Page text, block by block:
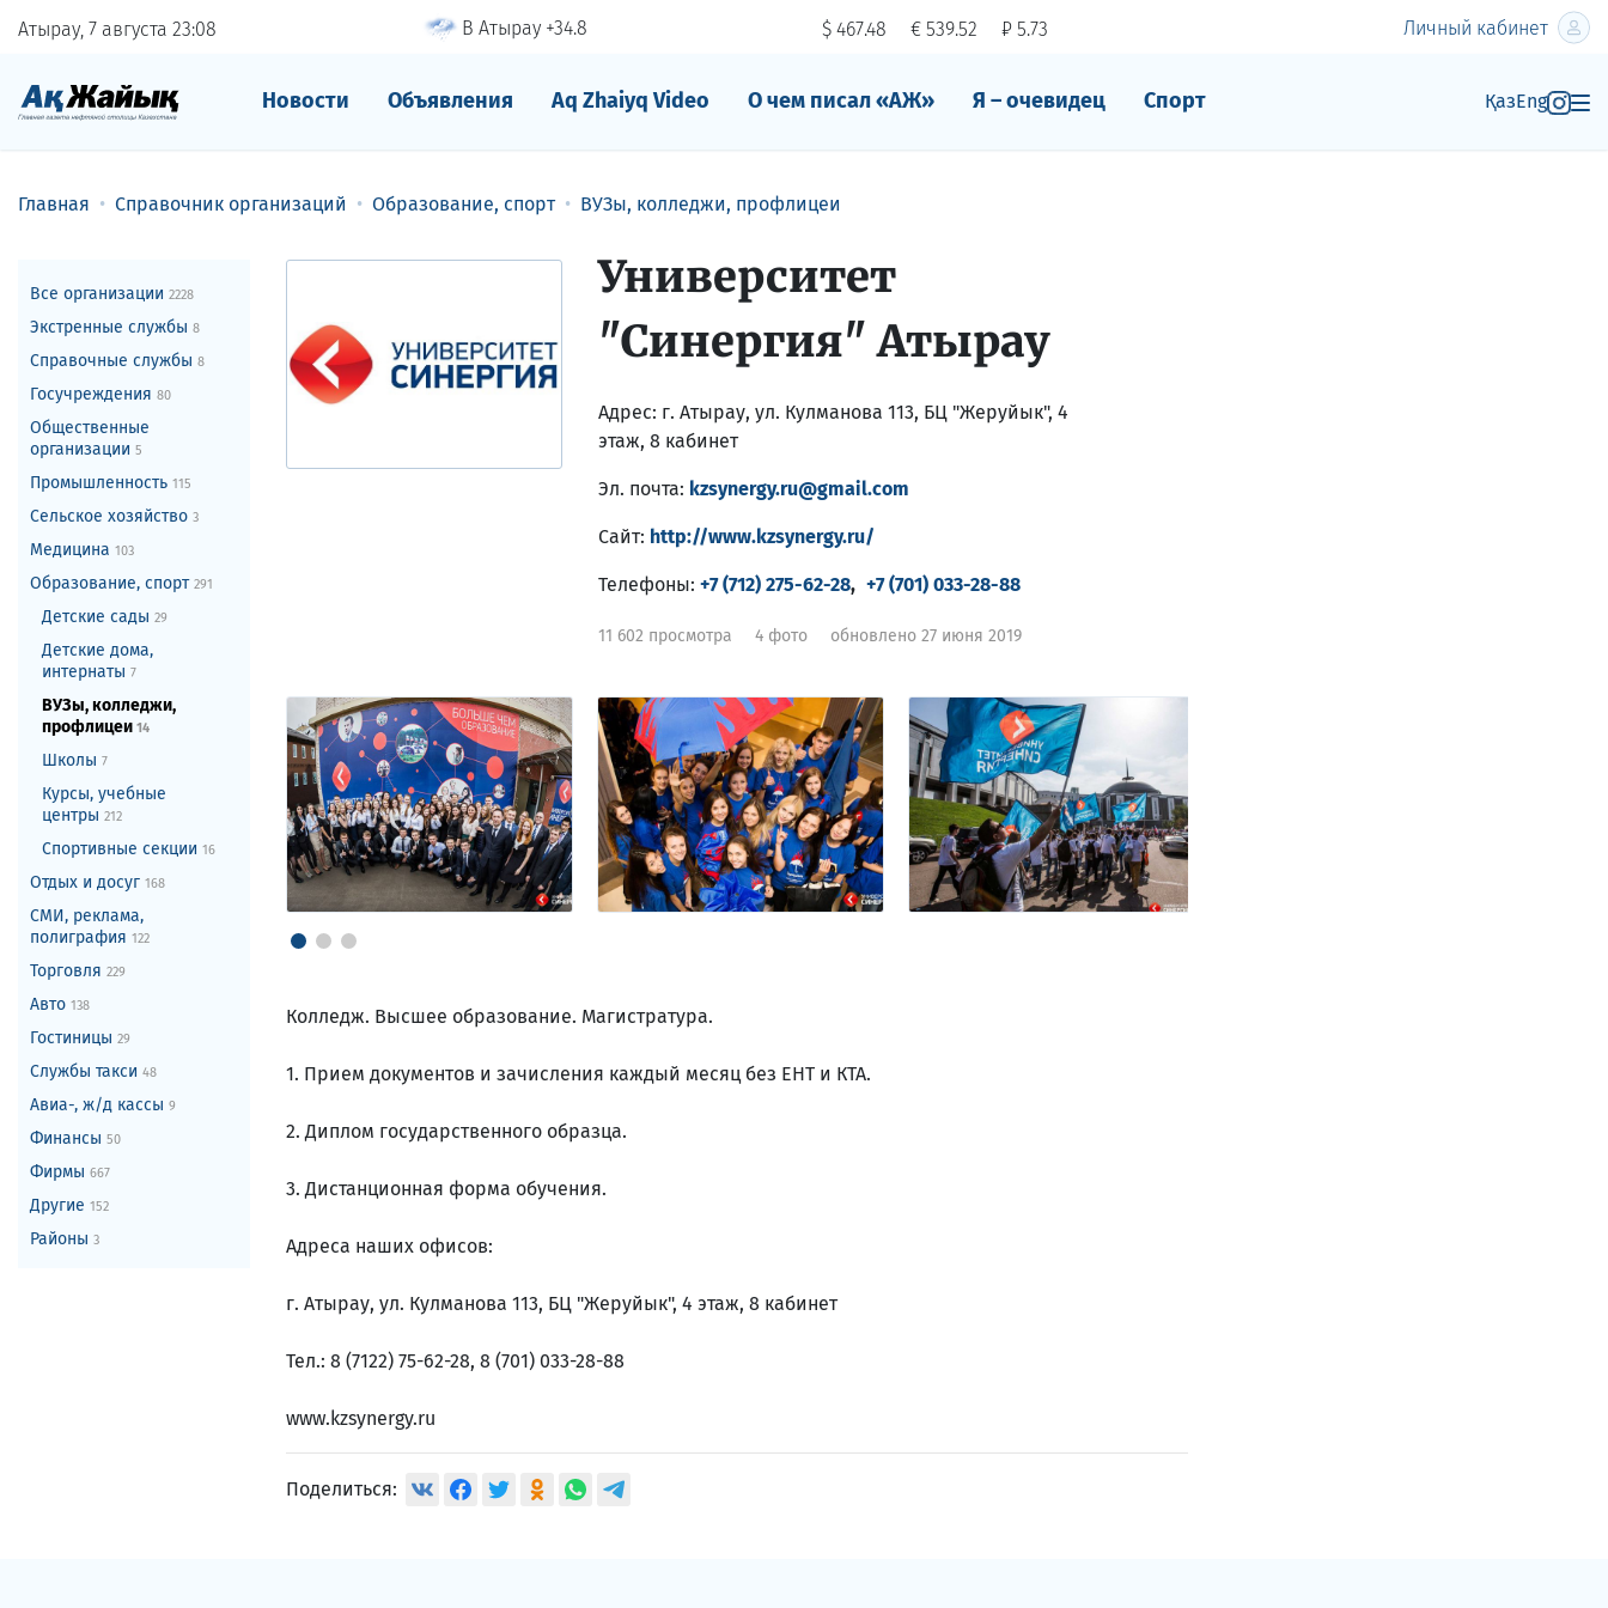
Атырау, 7 августа 23:08 В Атырау +34.8 $ 467.48 € 539.52 ₽ 5.73 Личный кабинет
Новости Объявления Aq Zhaiyq Video О чем писал «АЖ» Я – очевидец Спорт ҚазEng
Главная Справочник организаций Образование, спорт ВУЗы, колледжи, профлицеи
Все организации 2228
Экстренные службы 8
Справочные службы 8
Госучреждения 80
Общественные
организации 5
Промышленность 115
Сельское хозяйство 3
Медицина 103
Образование, спорт 291
Детские сады 29
Детские дома,
интернаты 7
ВУЗы, колледжи,
профлицеи 14
Школы 7
Курсы, учебные
центры 212
Спортивные секции 16
Отдых и досуг 168
СМИ, реклама,
полиграфия 122
Торговля 229
Авто 138
Гостиницы 29
Службы такси 48
Авиа-, ж/д кассы 9
Финансы 50
Фирмы 667
Другие 152
Районы 3
Университет
"Синергия" Атырау
Адрес: г. Атырау, ул. Кулманова 113, БЦ "Жеруйык", 4
этаж, 8 кабинет
Эл. почта: kzsynergy.ru@gmail.com
Сайт: http://www.kzsynergy.ru/
Телефоны: +7 (712) 275-62-28, +7 (701) 033-28-88
11 602 просмотра 4 фото обновлено 27 июня 2019
Колледж. Высшее образование. Магистратура.
1. Прием документов и зачисления каждый месяц без ЕНТ и КТА.
2. Диплом государственного образца.
3. Дистанционная форма обучения.
Адреса наших офисов:
г. Атырау, ул. Кулманова 113, БЦ "Жеруйык", 4 этаж, 8 кабинет
Тел.: 8 (7122) 75-62-28, 8 (701) 033-28-88
www.kzsynergy.ru
Поделиться: